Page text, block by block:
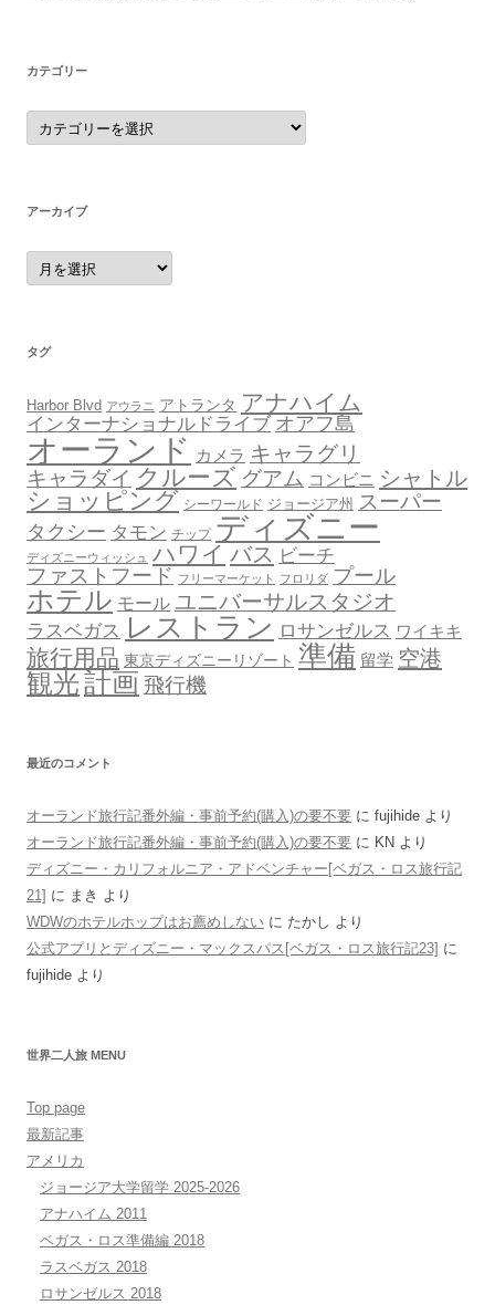
カテゴリー
カ
テ
ゴ
アーカイブ
ア
ー
カ
タグ
Harbor Blvd アウラニ アトランタ アナハイム
インターナショナルドライブ オアフ島
オーランド カメラ キャラグリ
キャラダイ クルーズ グアム コンビニ シャトル
ショッピング シーワールド ジョージア州 スーパー
タクシー タモン チップ ディズニー
ディズニーウィッシュ ハワイ バス ビーチ
ファストフード フリーマーケット フロリダ プール
ホテル モール ユニバーサルスタジオ
ラスベガス レストラン ロサンゼルス ワイキキ
旅行用品 東京ディズニーリゾート 準備 留学 空港
観光計画 飛行機
最近のコメント
オーランド旅行記番外編・事前予約(購入)の要不要 に fujihide より
オーランド旅行記番外編・事前予約(購入)の要不要 に KN より
ディズニー・カリフォルニア・アドベンチャー[ベガス・ロス旅行記
21] に まき より
WDWのホテルホップはお薦めしない に たかし より
公式アプリとディズニー・マックスパス[ベガス・ロス旅行記23] に
fujihide より
世界二人旅 MENU
Top page
最新記事
アメリカ
ジョージア大学留学 2025-2026
アナハイム 2011
ベガス・ロス準備編 2018
ラスベガス 2018
ロサンゼルス 2018